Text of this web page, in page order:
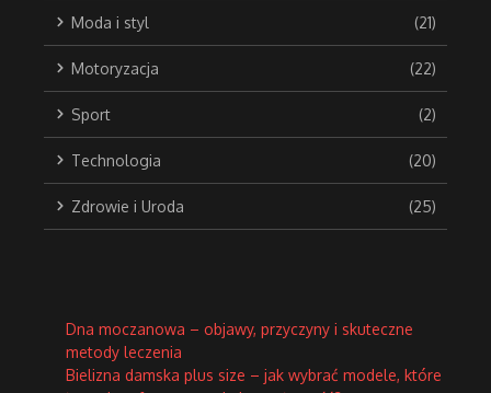
Moda i styl (21)
Motoryzacja (22)
Sport (2)
Technologia (20)
Zdrowie i Uroda (25)
Dna moczanowa – objawy, przyczyny i skuteczne
metody leczenia
Bielizna damska plus size – jak wybrać modele, które